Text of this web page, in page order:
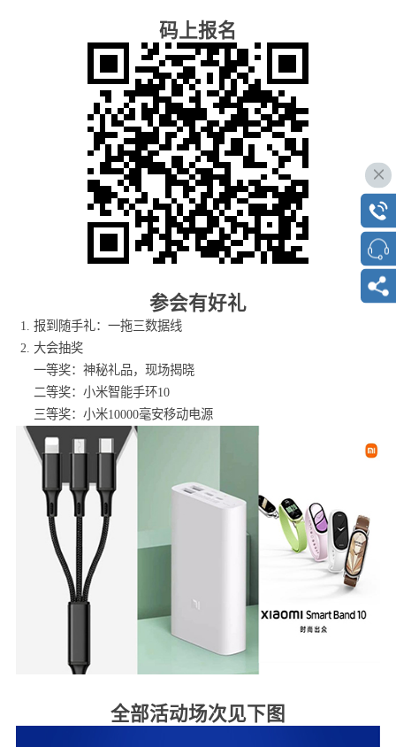
码上报名
参会有好礼
报到随手礼：一拖三数据线
大会抽奖
一等奖：神秘礼品，现场揭晓
二等奖：小米智能手环10
三等奖：小米10000毫安移动电源
全部活动场次见下图